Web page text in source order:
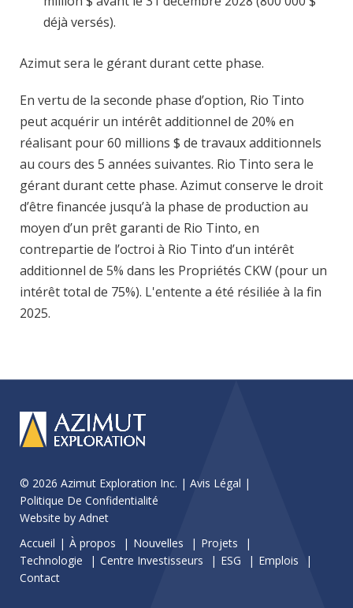
déjà versés).
Azimut sera le gérant durant cette phase.
En vertu de la seconde phase d’option, Rio Tinto
peut acquérir un intérêt additionnel de 20% en
réalisant pour 60 millions $ de travaux additionnels
au cours des 5 années suivantes. Rio Tinto sera le
gérant durant cette phase. Azimut conserve le droit
d’être financée jusqu’à la phase de production au
moyen d’un prêt garanti de Rio Tinto, en
contrepartie de l’octroi à Rio Tinto d’un intérêt
additionnel de 5% dans les Propriétés CKW (pour un
intérêt total de 75%). L'entente a été résiliée à la fin
2025.
© 2026 Azimut Exploration Inc. | Avis Légal |
Politique De Confidentialité
Website by Adnet
Accueil
À propos Nouvelles
Projets
Technologie
Centre Investisseurs ESG
Emplois
Contact